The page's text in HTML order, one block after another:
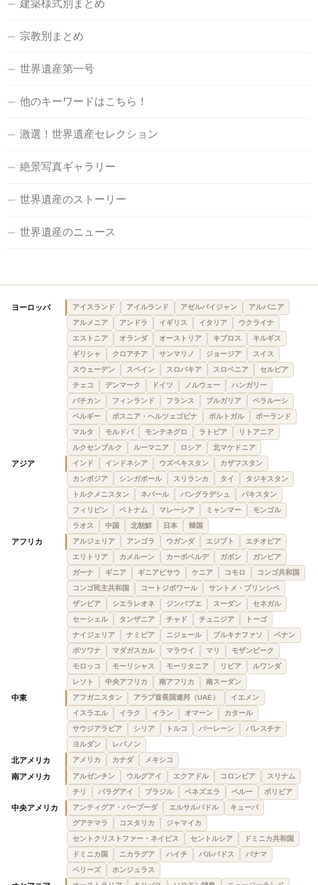
建築様式別まとめ
宗教別まとめ
世界遺産第一号
他のキーワードはこちら！
激選！世界遺産セレクション
絶景写真ギャラリー
世界遺産のストーリー
世界遺産のニュース
ヨーロッパ アイスランド アイルランド アゼルバイジャン
アルバニア
アルメニア
アンドラ イギリス イタリア
ウクライナ
エストニア
オランダ オーストリア キプロス
キルギス
ギリシャ
クロアチア サンマリノ ジョージア
スイス
スウェーデン
スペイン スロバキア スロベニア
セルビア
チェコ
デンマーク ドイツ ノルウェー
ハンガリー
バチカン
フィンランド フランス ブルガリア
ベラルーシ
ベルギー
ボスニア・ヘルツェゴビナ ポルトガル
ポーランド
マルタ
モルドバ モンテネグロ ラトビア
リトアニア
ルクセンブルク
ルーマニア ロシア 北マケドニア
アジア インド インドネシア ウズベキスタン
カザフスタン
カンボジア
シンガポール スリランカ タイ
タジキスタン
トルクメニスタン
ネパール バングラデシュ
パキスタン
フィリピン
ベトナム マレーシア ミャンマー
モンゴル
ラオス
中国 北朝鮮 日本 韓国
アフリカ アルジェリア アンゴラ ウガンダ エジプト
エチオピア
エリトリア
カメルーン カーボベルデ ガボン
ガンビア
ガーナ
ギニア ギニアビサウ ケニア コモロ
コンゴ共和国
コンゴ民主共和国
コートジボワール
サントメ・プリンシペ
ザンビア
シエラレオネ ジンバブエ スーダン
セネガル
セーシェル
タンザニア チャド チュニジア
トーゴ
ナイジェリア
ナミビア ニジェール ブルキナファソ
ベナン
ボツワナ
マダガスカル マラウイ マリ
モザンビーク
モロッコ
モーリシャス モーリタニア リビア
ルワンダ
レソト
中央アフリカ 南アフリカ 南スーダン
中東 アフガニスタン アラブ首長国連邦（UAE）
イエメン
イスラエル
イラク イラン オマーン
カタール
サウジアラビア
シリア トルコ バーレーン
パレスチナ
ヨルダン
レバノン
北アメリカ アメリカ カナダ メキシコ
南アメリカ アルゼンチン ウルグアイ エクアドル コロンビア
スリナム
チリ
パラグアイ ブラジル ベネズエラ ペルー ボリビア
中央アメリカ アンティグア・バーブーダ エルサルバドル
キューバ
グアテマラ
コスタリカ
ジャマイカ
セントクリストファー・ネイビス
セントルシア
ドミニカ共和国
ドミニカ国
ニカラグア ハイチ バルバドス
パナマ
ベリーズ
ホンジュラス